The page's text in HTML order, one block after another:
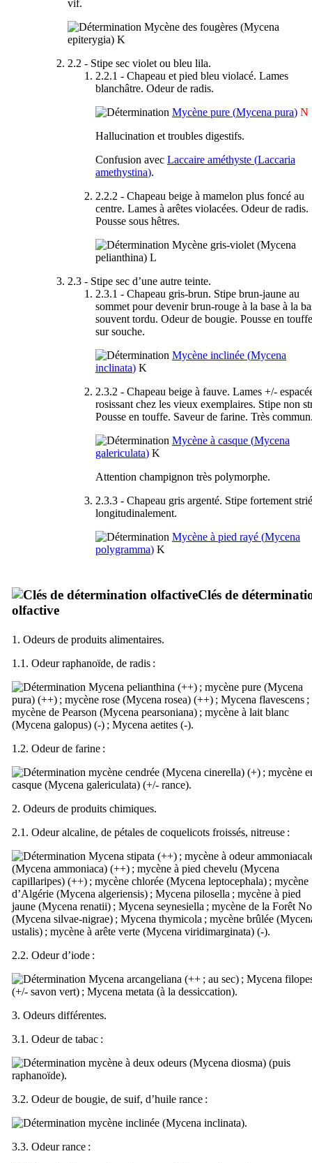
vif.
Mycène des fougères (Mycena
epiterygia) K
2.2 - Stipe sec violet ou bleu lila.
2.2.1 - Chapeau et pied bleu violacé. Lames
blanchâtre. Odeur de radis.
Mycène pure (Mycena pura) N
Hallucination et troubles digestifs.
Confusion avec Laccaire améthyste (Laccaria
amethystina).
2.2.2 - Chapeau beige à mamelon plus foncé au
centre. Lames à arêtes violacées. Odeur de radis.
Pousse sous hêtres.
Mycène gris-violet (Mycena
pelianthina) L
2.3 - Stipe sec d’une autre teinte.
2.3.1 - Chapeau gris-brun. Stipe brun-jaune au
sommet pour devenir brun-rouge à la base à la
souvent tordu. Odeur de bougie. Pousse en
sur souche.
Mycène inclinée (Mycena
inclinata) K
2.3.2 - Chapeau beige à fauve. Lames +/-
rosissant chez les vieux exemplaires. Stipe non
Pousse en touffe. Saveur de farine. Très
Mycène à casque (Mycena
galericulata) K
Attention champignon très polymorphe.
2.3.3 - Chapeau gris argenté. Stipe fortement strié
longitudinalement.
Mycène à pied rayé (Mycena
polygramma) K
Clés de
olfactive
1. Odeurs de produits alimentaires.
1.1. Odeur raphanoïde, de radis :
Mycena pelianthina (++) ; mycène pure (Mycena
pura) (++) ; mycène rose (Mycena rosea) (++) ; Mycena flavescens ;
mycène de Pearson (Mycena pearsoniana) ; mycène à lait blanc
(Mycena galopus) (-) ; Mycena aetites (-).
1.2. Odeur de farine :
mycène cendrée (Mycena cinerella) (+) ; mycène
casque (Mycena galericulata) (+/- rance).
2. Odeurs de produits chimiques.
2.1. Odeur alcaline, de pétales de coquelicots froissés, nitreuse :
Mycena stipata (++) ; mycène à odeur
(Mycena ammoniaca) (++) ; mycène à pied chevelu (Mycena
capillaripes) (++) ; mycène chlorée (Mycena leptocephala) ; mycène
d’Algérie (Mycena algeriensis) ; Mycena pilosella ; mycène à pied
jaune (Mycena renatii) ; Mycena seynesiella ; mycène de la Forêt
(Mycena silvae-nigrae) ; Mycena thymicola ; mycène brûlée (
ustalis) ; mycène à arête verte (Mycena viridimarginata) (-).
2.2. Odeur d’iode :
Mycena arcangeliana (++ ; au sec) ; Mycena
(+/- savon vert) ; Mycena metata (à la dessiccation).
3. Odeurs différentes.
3.1. Odeur de tabac :
mycène à deux odeurs (Mycena diosma) (puis
raphanoïde).
3.2. Odeur de bougie, de suif, d’huile rance :
mycène inclinée (Mycena inclinata).
3.3. Odeur rance :